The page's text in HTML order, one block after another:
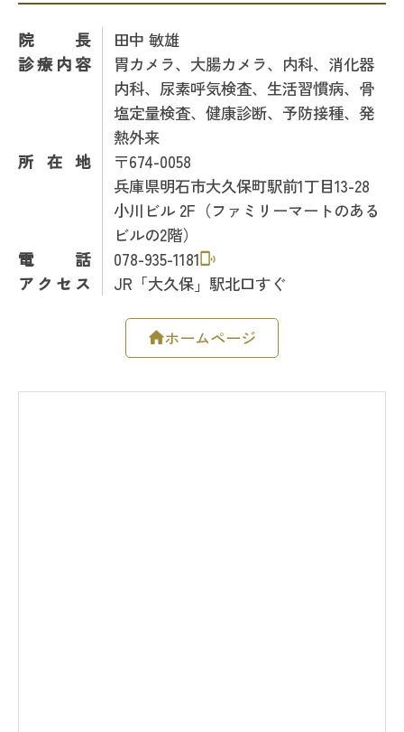
院長
田中 敏雄
診療内容
胃カメラ、大腸カメラ、内科、消化器
内科、尿素呼気検査、生活習慣病、骨
塩定量検査、健康診断、予防接種、発
熱外来
所在地
〒674-0058
兵庫県明石市大久保町駅前1丁目13-28
小川ビル 2F（ファミリーマートのある
ビルの2階）
電話
078-935-1181
アクセス
JR「大久保」駅北口すぐ
ホームページ